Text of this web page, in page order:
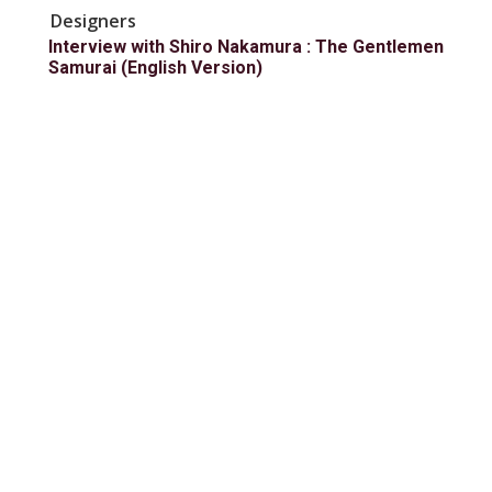
Designers
Interview with Shiro Nakamura : The Gentlemen
Samurai (English Version)